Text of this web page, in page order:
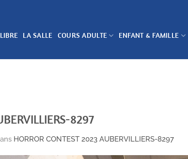
LA SALLE COURS ADULTE ENFANT & FAMILLE
8297
HORROR CONTEST 2023 AUBERVILLIERS-8297